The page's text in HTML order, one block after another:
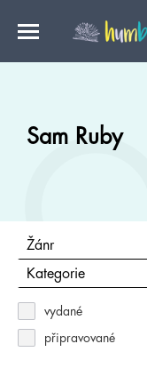
Sam Ruby
Žánr
Kategorie
vydané
připravované